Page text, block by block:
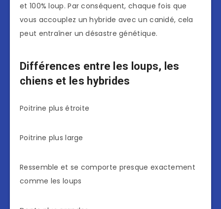
et 100% loup. Par conséquent, chaque fois que
vous accouplez un hybride avec un canidé, cela
peut entraîner un désastre génétique.
Différences entre les loups, les
chiens et les hybrides
Poitrine plus étroite
Poitrine plus large
Ressemble et se comporte presque exactement
comme les loups